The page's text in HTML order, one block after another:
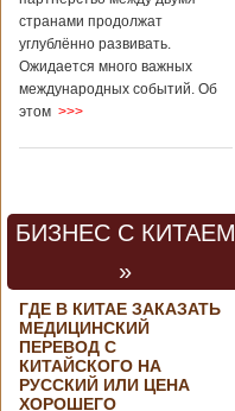
странами продолжат
углублённо развивать.
Ожидается много важных
международных событий. Об
этом >>>
БИЗНЕС С КИТАЕМ
»
ГДЕ В КИТАЕ ЗАКАЗАТЬ
МЕДИЦИНСКИЙ
ПЕРЕВОД С
КИТАЙСКОГО НА
РУССКИЙ ИЛИ ЦЕНА
ХОРОШЕГО